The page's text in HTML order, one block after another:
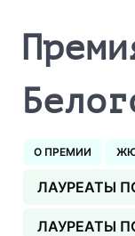
О ПРЕМИИ
ЛАУРЕАТЫ
ЛАУРЕАТЫ